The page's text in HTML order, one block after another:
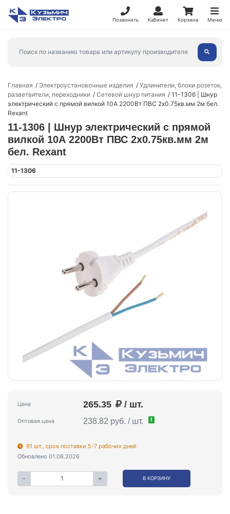
Позвонить Кабинет Корзина Меню
Главная Электроустановочные изделия
Удлинители, блоки розеток,
разветвители, переходники
Сетевой шнур питания
11-1306 | Шнур
электрический с прямой вилкой 10А 2200Вт ПВС 2х0.75кв.мм 2м бел.
Rexant
11-1306 | Шнур электрический с прямой
вилкой 10А 2200Вт ПВС 2х0.75кв.мм 2м
бел. Rexant
11-1306
Цена 265.35 / шт.
Оптовая цена 238.82 руб. / шт. !
91 шт., срок поставки 5-7 рабочих дней
Обновлено 01.08.2026
- + В КОРЗИНУ